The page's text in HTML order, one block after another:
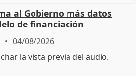
al Gobierno más datos
de financiación
04/08/2026